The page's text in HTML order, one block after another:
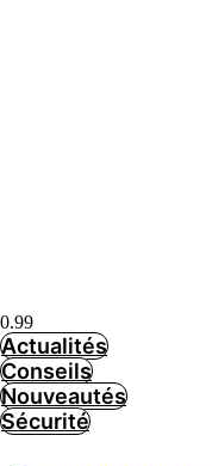
Actualités
Conseils
Nouveautés
Sécurité